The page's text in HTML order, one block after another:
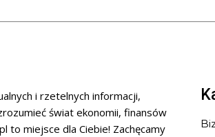
i rzetelnych informacji,
świat ekonomii, finansów
to miejsce dla Ciebie! Zachęcamy